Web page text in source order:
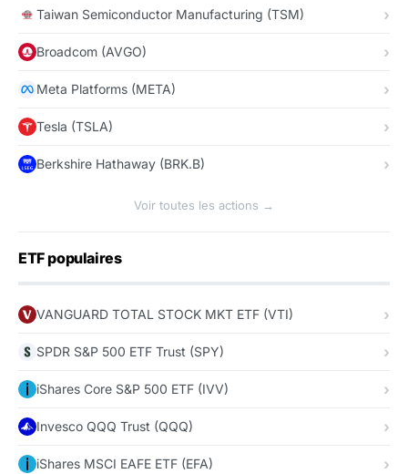
Taiwan Semiconductor Manufacturing (TSM)
Broadcom (AVGO)
Meta Platforms (META)
Tesla (TSLA)
Berkshire Hathaway (BRK.B)
Voir toutes les actions →
ETF populaires
VANGUARD TOTAL STOCK MKT ETF (VTI)
SPDR S&P 500 ETF Trust (SPY)
iShares Core S&P 500 ETF (IVV)
Invesco QQQ Trust (QQQ)
iShares MSCI EAFE ETF (EFA)